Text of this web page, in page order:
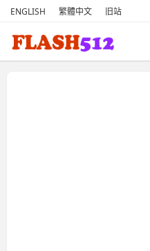
ENGLISH 繁體中文 旧站